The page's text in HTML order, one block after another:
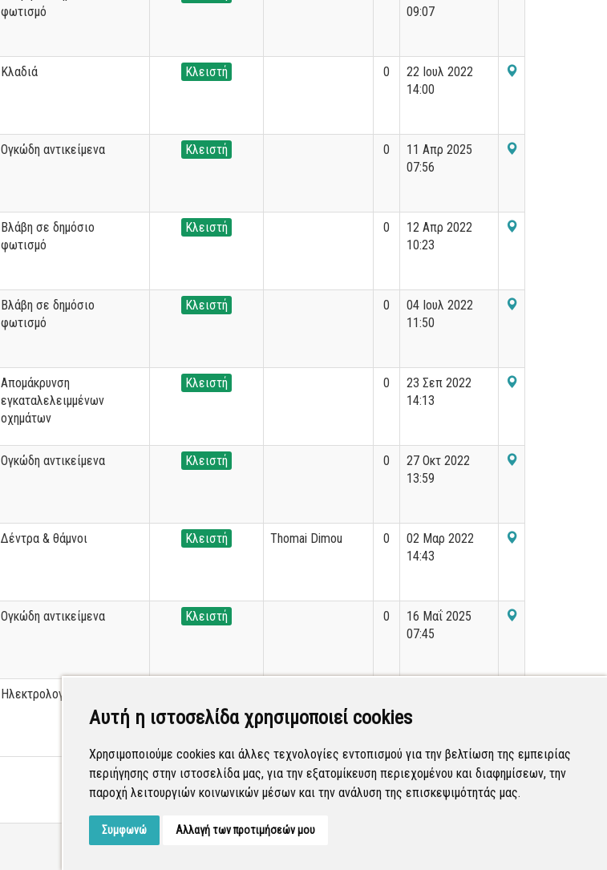
Αυτή η ιστοσελίδα χρησιμοποιεί cookies
Χρησιμοποιούμε cookies και άλλες τεχνολογίες εντοπισμού για την βελτίωση της εμπειρίας
περιήγησης στην ιστοσελίδα μας, για την εξατομίκευση περιεχομένου και διαφημίσεων, την
παροχή λειτουργιών κοινωνικών μέσων και την ανάλυση της επισκεψιμότητάς μας.
Συμφωνώ Αλλαγή των προτιμήσεών μου
φωτισμό
09:07
Κλαδιά Κλειστή 0
22 Ιουλ 2022
14:00
Ογκώδη αντικείμενα Κλειστή 0
11 Απρ 2025
07:56
Βλάβη σε δημόσιο
φωτισμό
Κλειστή 0
12 Απρ 2022
10:23
Βλάβη σε δημόσιο
φωτισμό
Κλειστή 0
04 Ιουλ 2022
11:50
Απομάκρυνση
εγκαταλελειμμένων
οχημάτων
Κλειστή 0
23 Σεπ 2022
14:13
Ογκώδη αντικείμενα Κλειστή 0
27 Οκτ 2022
13:59
Δέντρα & θάμνοι Κλειστή Thomai Dimou 0
02 Μαρ 2022
14:43
Ογκώδη αντικείμενα Κλειστή 0
16 Μαΐ 2025
07:45
Ηλεκτρολογικές εργασίες
παμπουκιδης
12:31
Εμφανίζονται161-180από36.200εγγραφές.